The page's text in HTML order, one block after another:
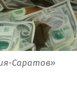
Саратов»